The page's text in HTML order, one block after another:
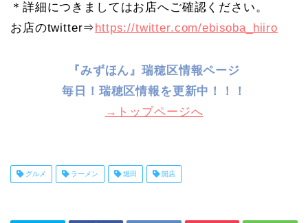
＊詳細につきましてはお店へご確認ください。
お店のtwitter⇒https://twitter.com/ebisoba_hiiro
『みずほん』瑞穂区情報ページ
毎日！ 瑞穂区情報を更新中！！！
→トップページへ
グルメ ラーメン 堀田 開店